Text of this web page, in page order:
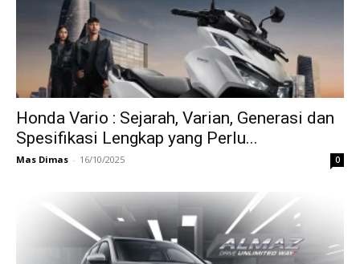
Honda Vario : Sejarah, Varian, Generasi dan
Spesifikasi Lengkap yang Perlu...
Mas Dimas - 16/10/2025 0